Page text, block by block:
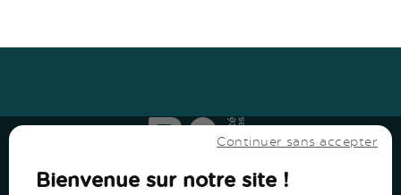
Continuer sans accepter
Bienvenue sur notre site !